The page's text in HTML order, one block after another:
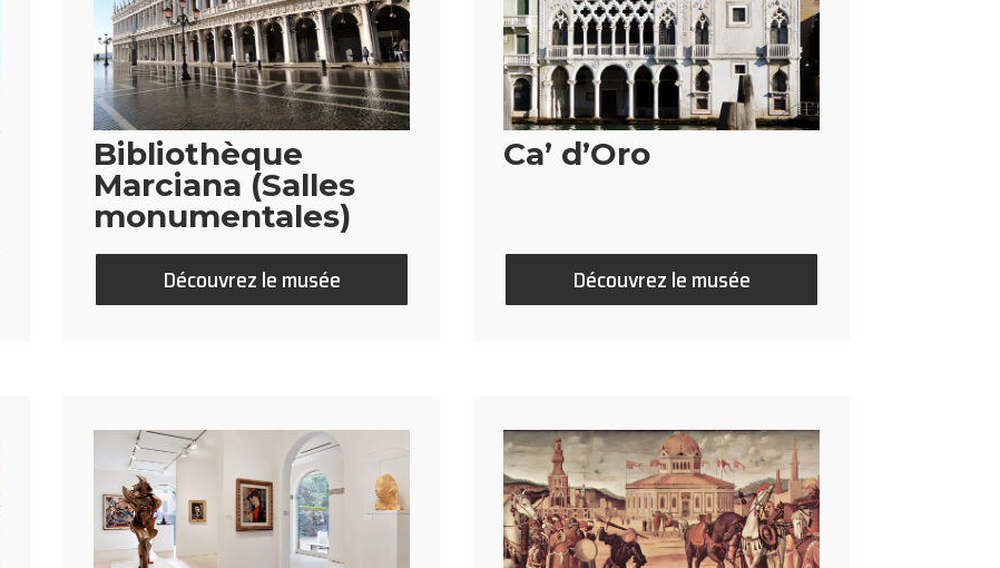
Bibliothèque
Marciana (Salles
monumentales)
Découvrez le musée
Ca’ d’Oro
Découvrez le musée